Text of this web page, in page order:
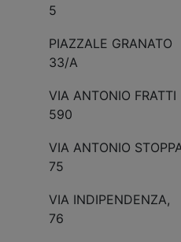
5
PIAZZALE GRANATO
33/A
VIA ANTONIO FRATTI
590
VIA ANTONIO
75
VIA INDIPENDENZA,
76